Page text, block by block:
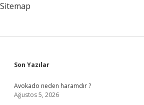
Sitemap
Sidebar
Son Yazılar
Avokado neden haramdır ?
Ağustos 5, 2026